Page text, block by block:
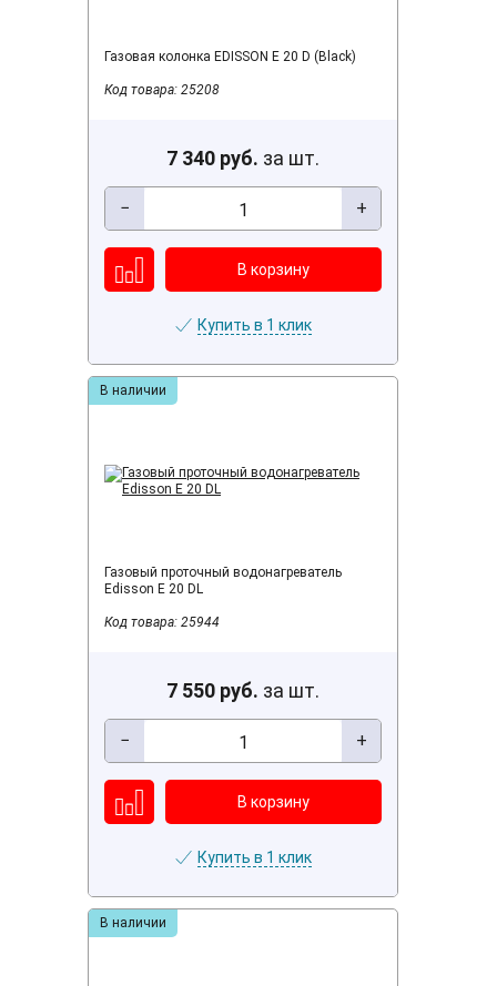
Газовая колонка EDISSON E 20 D (Black)
Код товара: 25208
7 340 руб. за шт.
− +
Купить в 1 клик
В наличии
Газовый проточный водонагреватель
Edisson E 20 DL
Код товара: 25944
7 550 руб. за шт.
− +
Купить в 1 клик
В наличии